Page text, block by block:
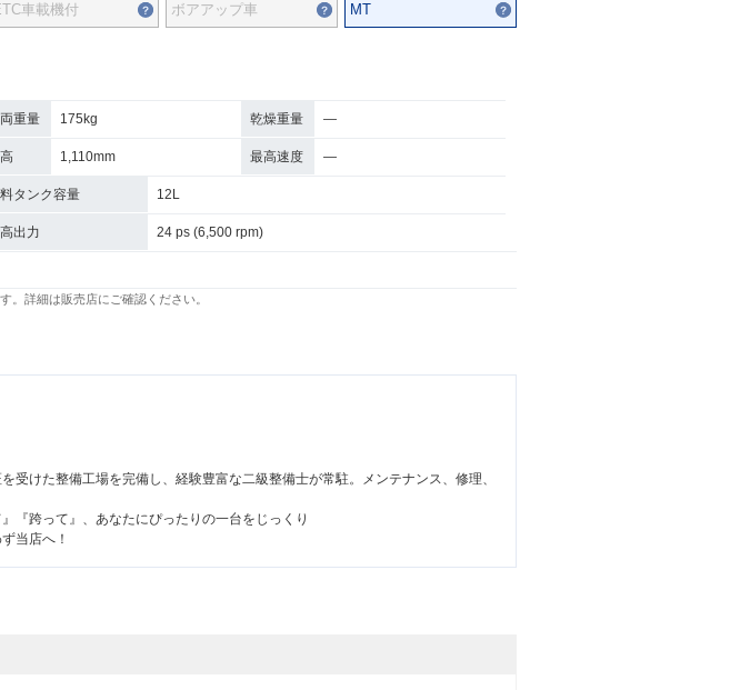
車載機付 ボアアップ車 MT
重量 175kg 乾燥重量 ―
1,110mm 最高速度 ―
タンク容量 12L
出力 24 ps (6,500 rpm)
詳細は販売店にご確認ください。
けた整備工場を完備し、経験豊富な二級整備士が常駐。メンテナンス、修理、
『跨って』、あなたにぴったりの一台をじっくり
当店へ！